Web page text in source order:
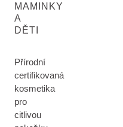
MAMINKY
A
DĚTI
Přírodní
certifikovaná
kosmetika
pro
citlivou